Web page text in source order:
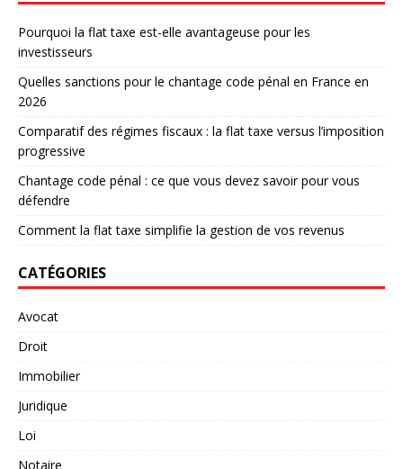
Pourquoi la flat taxe est-elle avantageuse pour les
investisseurs
Quelles sanctions pour le chantage code pénal en France en
2026
Comparatif des régimes fiscaux : la flat taxe versus l’imposition
progressive
Chantage code pénal : ce que vous devez savoir pour vous
défendre
Comment la flat taxe simplifie la gestion de vos revenus
CATÉGORIES
Avocat
Droit
Immobilier
Juridique
Loi
Notaire